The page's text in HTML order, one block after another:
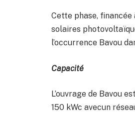
Cette phase,
solaires
l’occurrence Bavou
Capacité
L’ouvrage de Bavou
150 kWc avecun